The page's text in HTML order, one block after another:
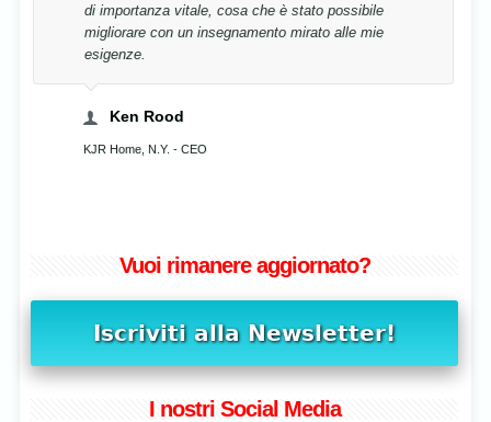
semplicemente correggendo la mia postura!
Vuoi rimanere aggiornato?
I nostri Social Media